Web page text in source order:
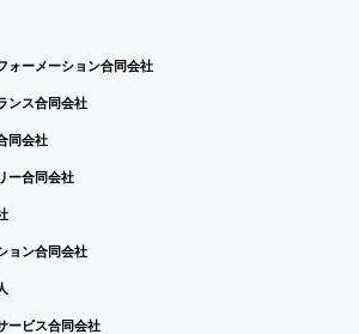
ォーメーション合同会社
ンス合同会社
同会社
ー合同会社
ョン合同会社
ービス合同会社